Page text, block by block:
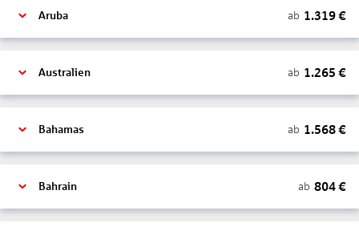
Aruba ab 1.319€
Australien ab 1.265 €
Bahamas ab 1.568€
Bahrain ab 804€